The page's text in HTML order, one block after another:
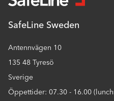
SafeLine Sweden
Antennvägen 10
135 48 Tyresö
Sverige
Öppettider: 07.30 - 16.00